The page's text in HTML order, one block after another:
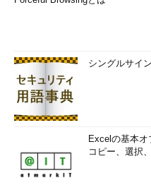
シングルサイ
Excelの基本オ
コピー、選択